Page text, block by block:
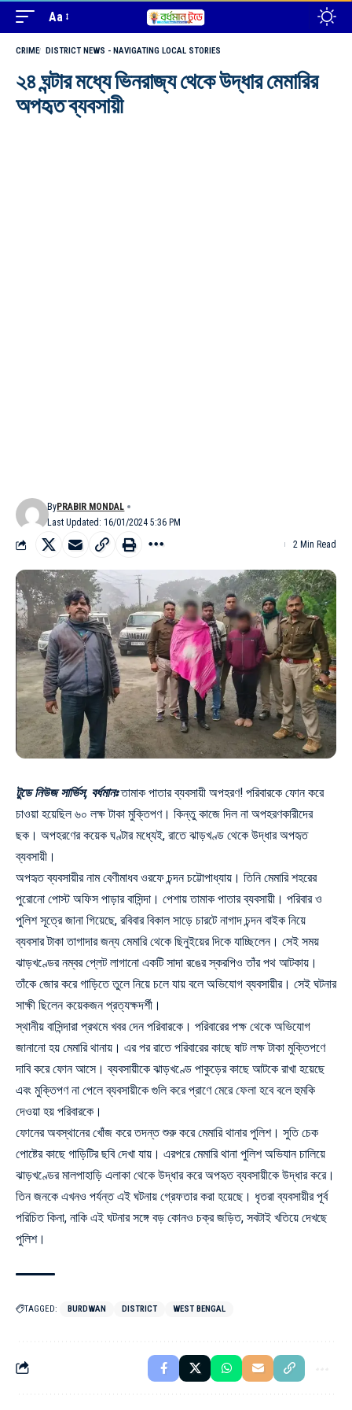
Aa
CRIME DISTRICT NEWS - NAVIGATING LOCAL STORIES
২৪ ঘন্টার মধ্যে ভিনরাজ্য থেকে উদ্ধার মেমারির
অপহৃত ব্যবসায়ী
Last Updated: 16/01/2024 5:36 PM
ByPRABIR MONDAL
2 Min Read
টুডে নিউজ সার্ভিস, বর্ধমানঃতামাক পাতার ব্যবসায়ী অপহরণ! পরিবারকে ফোন করে
চাওয়া হয়েছিল ৬০ লক্ষ টাকা মুক্তিপণ। কিন্তু কাজে দিল না অপহরণকারীদের
ছক। অপহরণের কয়েক ঘণ্টার মধ্যেই, রাতে ঝাড়খণ্ড থেকে উদ্ধার অপহৃত
ব্যবসায়ী।
অপহৃত ব্যবসায়ীর নাম বেণীমাধব ওরফে চন্দন চট্টোপাধ্যায়। তিনি মেমারি শহরের
পুরোনো পোস্ট অফিস পাড়ার বাসিন্দা। পেশায় তামাক পাতার ব্যবসায়ী। পরিবার ও
পুলিশ সূত্রে জানা গিয়েছে, রবিবার বিকাল সাড়ে চারটে নাগাদ চন্দন বাইক নিয়ে
ব্যবসার টাকা তাগাদার জন্য মেমারি থেকে ছিনুইয়ের দিকে যাচ্ছিলেন। সেই সময়
ঝাড়খণ্ডের নম্বর প্লেট লাগানো একটি সাদা রঙের স্করপিও তাঁর পথ আটকায়।
তাঁকে জোর করে গাড়িতে তুলে নিয়ে চলে যায় বলে অভিযোগ ব্যবসায়ীর। সেই ঘটনার
সাক্ষী ছিলেন কয়েকজন প্রত্যক্ষদর্শী।
স্থানীয় বাসিন্দারা প্রথমে খবর দেন পরিবারকে। পরিবারের পক্ষ থেকে অভিযোগ
জানানো হয় মেমারি থানায়। এর পর রাতে পরিবারের কাছে ষাট লক্ষ টাকা মুক্তিপণে
দাবি করে ফোন আসে। ব্যবসায়ীকে ঝাড়খণ্ডে পাকুড়ের কাছে আটকে রাখা হয়েছে
এবং মুক্তিপণ না পেলে ব্যবসায়ীকে গুলি করে প্রাণে মেরে ফেলা হবে বলে হুমকি
দেওয়া হয় পরিবারকে।
ফোনের অবস্থানের খোঁজ করে তদন্ত শুরু করে মেমারি থানার পুলিশ। সুতি চেক
পোষ্টের কাছে গাড়িটির ছবি দেখা যায়। এরপরে মেমারি থানা পুলিশ অভিযান চালিয়ে
ঝাড়খণ্ডের মালপাহাড়ি এলাকা থেকে উদ্ধার করে অপহৃত ব্যবসায়ীকে উদ্ধার করে।
তিন জনকে এখনও পর্যন্ত এই ঘটনায় গ্রেফতার করা হয়েছে। ধৃতরা ব্যবসায়ীর পূর্ব
পরিচিত কিনা, নাকি এই ঘটনার সঙ্গে বড় কোনও চক্র জড়িত, সবটাই খতিয়ে দেখছে
পুলিশ।
TAGGED: BURDWAN DISTRICT WEST BENGAL